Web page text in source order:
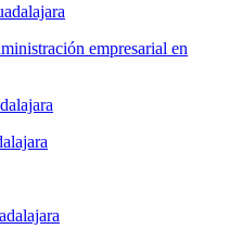
empresarial en